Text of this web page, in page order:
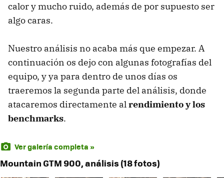
calor y mucho ruido, además de por supuesto ser
algo caras.
Nuestro análisis no acaba más que empezar. A
continuación os dejo con algunas fotografías del
equipo, y ya para dentro de unos días os
traeremos la segunda parte del análisis, donde
atacaremos directamente alrendimiento y los
benchmarks.
Ver galería completa »
Mountain GTM 900, análisis (18 fotos)